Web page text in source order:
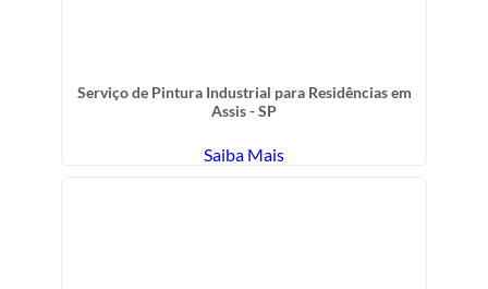
Serviço de Pintura Industrial para Residências em
Assis - SP
Saiba Mais